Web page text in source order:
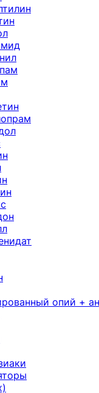
опий +